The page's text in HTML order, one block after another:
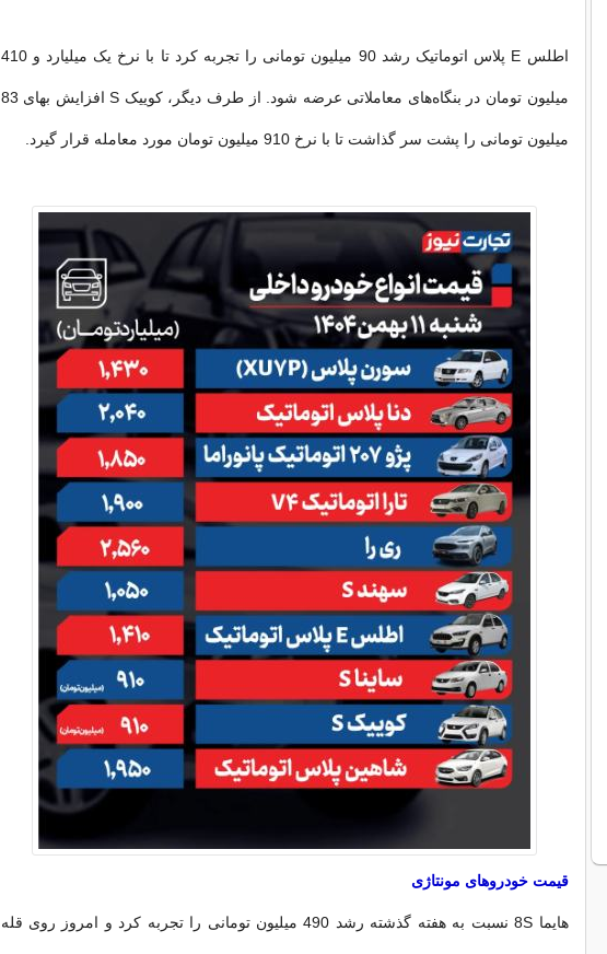
اطلس E پلاس اتوماتیک رشد 90 میلیون تومانی را تجربه کرد تا با نرخ یک میلیارد و 410
میلیون تومان در بنگاه‌های معاملاتی عرضه شود. از طرف دیگر، کوییک S افزایش بهای 83
میلیون تومانی را پشت سر گذاشت تا با نرخ 910 میلیون تومان مورد معامله قرار گیرد.
قیمت خودروهای مونتاژی
هایما 8S نسبت به هفته گذشته رشد 490 میلیون تومانی را تجربه کرد و امروز روی قله